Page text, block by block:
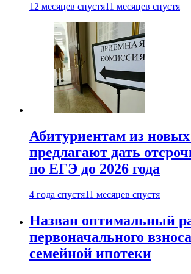
12 месяцев спустя11 месяцев спустя
Абитуриентам из
предлагают дать
по ЕГЭ до 2026 года
4 года спустя11 месяцев спустя
Назван оптимальный
первоначального
семейной ипотеки